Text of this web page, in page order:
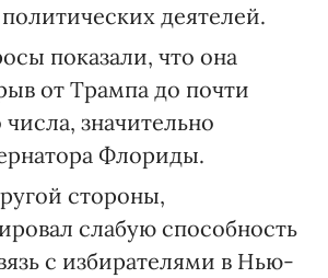
деятелей.
показали, что она
от Трампа до почти
значительно
Флориды.
стороны,
слабую способность
с избирателями в Нью-